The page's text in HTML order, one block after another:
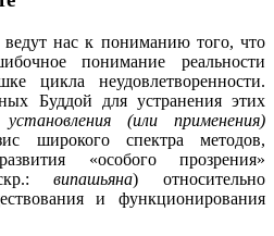
нас к пониманию того, что
понимание реальности
цикла неудовлетворенности.
Буддой для устранения этих
(или применения)
широкого спектра методов,
«особого прозрения»
випашьяна) относительно
и функционирования